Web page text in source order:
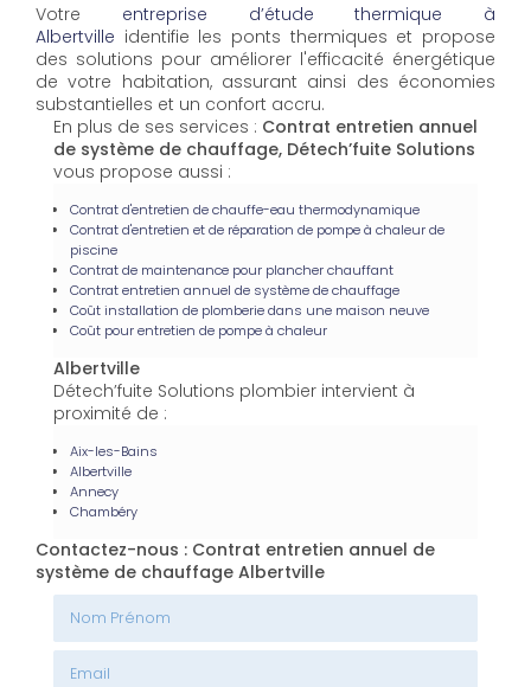
Votre entreprise d’étude thermique à
Albertville identifie les ponts thermiques et propose
des solutions pour améliorer l'efficacité énergétique
de votre habitation, assurant ainsi des économies
substantielles et un confort accru.
En plus de ses services : Contrat entretien annuel
de système de chauffage, Détech’fuite Solutions
vous propose aussi :
Contrat d'entretien de chauffe-eau thermodynamique
Contrat d'entretien et de réparation de pompe à chaleur de
piscine
Contrat de maintenance pour plancher chauffant
Contrat entretien annuel de système de chauffage
Coût installation de plomberie dans une maison neuve
Coût pour entretien de pompe à chaleur
Albertville
Détech’fuite Solutions plombier intervient à
proximité de :
Aix-les-Bains
Albertville
Annecy
Chambéry
Contactez-nous : Contrat entretien annuel de
système de chauffage Albertville